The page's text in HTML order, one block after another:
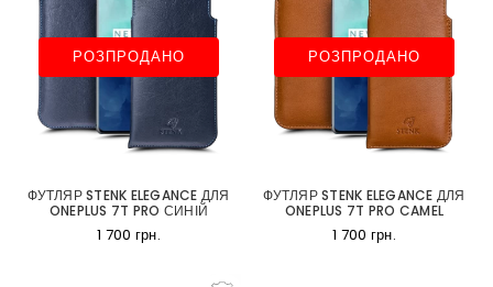
РОЗПРОДАНО
ФУТЛЯР STENK ELEGANCE ДЛЯ
ONEPLUS 7T PRO СИНІЙ
1 700 грн.
РОЗПРОДАНО
ФУТЛЯР STENK ELEGANCE ДЛЯ
ONEPLUS 7T PRO CAMEL
1 700 грн.